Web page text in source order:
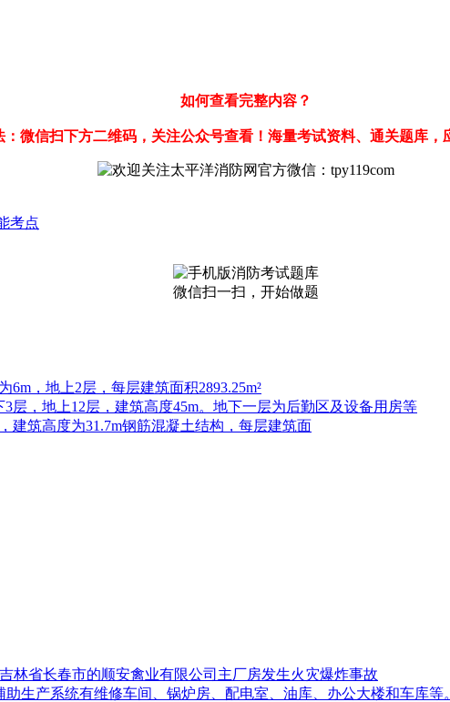
如何查看完整内容？
：微信扫下方二维码，关注公众号查看！海量考试资料、通关题库，
考点
微信扫一扫，开始做题
，地上2层，每层建筑面积2893.25m²
层，地上12层，建筑高度45m。地下一层为后勤区及设备用房等
建筑高度为31.7m钢筋混凝土结构，每层建筑面
林省长春市的顺安禽业有限公司主厂房发生火灾爆炸事故
生产系统有维修车间、锅炉房、配电室、油库、办公大楼和车库等。